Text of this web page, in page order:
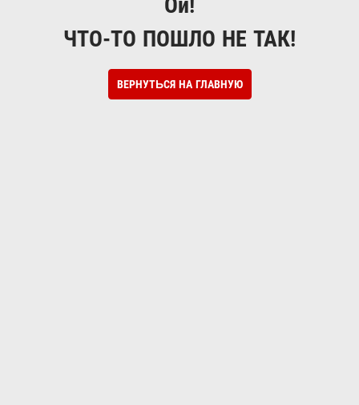
Ой!
ЧТО-ТО ПОШЛО НЕ ТАК!
ВЕРНУТЬСЯ НА ГЛАВНУЮ